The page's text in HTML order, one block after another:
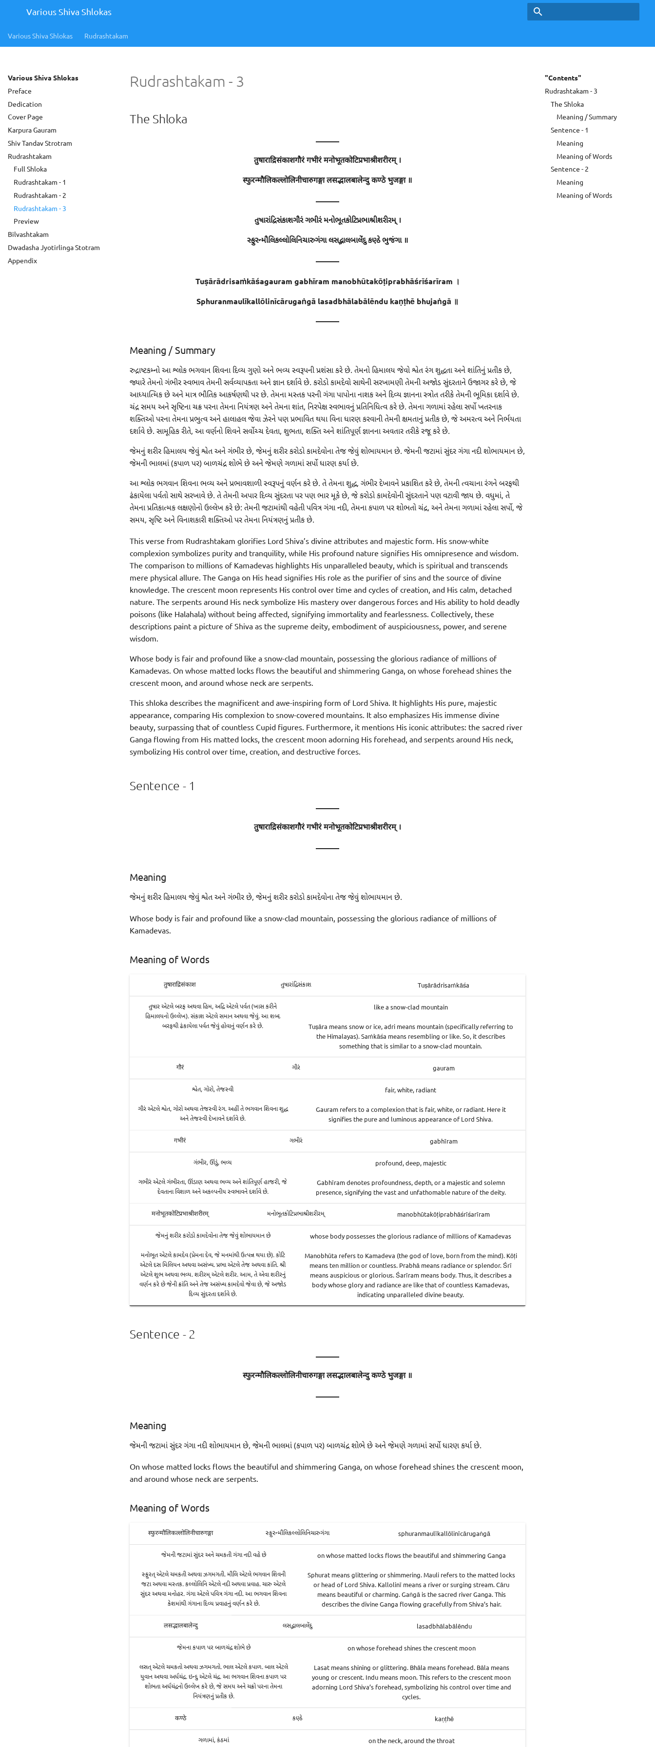
Various Shiva Shlokas
Various Shiva Shlokas Rudrashtakam
Various Shiva Shlokas
Preface
Dedication
Cover Page
Karpura Gauram
Shiv Tandav Strotram
Rudrashtakam
Full Shloka
Rudrashtakam - 1
Rudrashtakam - 2
Rudrashtakam - 3
Preview
Bilvashtakam
Dwadasha Jyotirlinga Stotram
Appendix
"Contents"
Rudrashtakam - 3
The Shloka
Meaning / Summary
Sentence - 1
Meaning
Meaning of Words
Sentence - 2
Meaning
Meaning of Words
Rudrashtakam - 3
The Shloka
———
तुषाराद्रिसंकाशगौरं गभीरं मनोभूतकोटिप्रभाश्रीशरीरम् ।
स्फुरन्मौलिकल्लोलिनीचारुगङ्गा लसद्भालबालेन्दु कण्ठे भुजङ्गा ॥
———
તુષારાંદ્રિસંકાશગૌરં ગભીરં મનોભૂતકોટિપ્રભાશ્રીશરીરમ્ ।
સ્ફુરન્મૌલિકલ્લોલિનિચારુગંગા લસદ્ભાલબાલેંદુ કણ્ઠે ભુજંગા ॥
———
Tuṣārādrisaṁkāśagauram gabhīram manobhūtakōṭiprabhāśrīśarīram ।
Sphuranmaulīkallōlinīcārugaṅgā lasadbhālabālēndu kaṇṭhē bhujaṅgā ॥
———
Meaning / Summary
રુદ્રાષ્ટકમ્નો આ શ્લોક ભગવાન શિવના દિવ્ય ગુણો અને ભવ્ય સ્વરૂપની પ્રશંસા કરે છે. તેમનો હિમાલય જેવો શ્વેત રંગ શુદ્ધતા અને શાંતિનું પ્રતીક છે,
જ્યારે તેમનો ગંભીર સ્વભાવ તેમની સર્વવ્યાપકતા અને જ્ઞાન દર્શાવે છે. કરોડો કામદેવો સાથેની સરખામણી તેમની અજોડ સુંદરતાને ઉજાગર કરે છે, જે
આધ્યાત્મિક છે અને માત્ર ભૌતિક આકર્ષણથી પર છે. તેમના મસ્તક પરની ગંગા પાપોના નાશક અને દિવ્ય જ્ઞાનના સ્ત્રોત તરીકે તેમની ભૂમિકા દર્શાવે છે.
ચંદ્ર સમય અને સૃષ્ટિના ચક્ર પરના તેમના નિયંત્રણ અને તેમના શાંત, નિરપેક્ષ સ્વભાવનું પ્રતિનિધિત્વ કરે છે. તેમના ગળામાં રહેલા સર્પો ખતરનાક
શક્તિઓ પરના તેમના પ્રભુત્વ અને હાલાહલ જેવા ઝેરને પણ પ્રભાવિત થયા વિના ધારણ કરવાની તેમની ક્ષમતાનું પ્રતીક છે, જે અમરત્વ અને નિર્ભયતા
દર્શાવે છે. સામૂહિક રીતે, આ વર્ણનો શિવને સર્વોચ્ચ દેવતા, શુભતા, શક્તિ અને શાંતિપૂર્ણ જ્ઞાનના અવતાર તરીકે રજૂ કરે છે.
જેમનું શરીર હિમાલય જેવું શ્વેત અને ગંભીર છે, જેમનું શરીર કરોડો કામદેવોના તેજ જેવું શોભાયમાન છે. જેમની જટામાં સુંદર ગંગા નદી શોભાયમાન છે,
જેમની ભાલમાં (કપાળ પર) બાળચંદ્ર શોભે છે અને જેમણે ગળામાં સર્પો ધારણ કર્યા છે.
આ શ્લોક ભગવાન શિવના ભવ્ય અને પ્રભાવશાળી સ્વરૂપનું વર્ણન કરે છે. તે તેમના શુદ્ધ, ગંભીર દેખાવને પ્રકાશિત કરે છે, તેમની ત્વચાના રંગને બરફથી
ઢંકાયેલા પર્વતો સાથે સરખાવે છે. તે તેમની અપાર દિવ્ય સુંદરતા પર પણ ભાર મૂકે છે, જે કરોડો કામદેવોની સુંદરતાને પણ વટાવી જાય છે. વધુમાં, તે
તેમના પ્રતિકાત્મક લક્ષણોનો ઉલ્લેખ કરે છે: તેમની જટામાંથી વહેતી પવિત્ર ગંગા નદી, તેમના કપાળ પર શોભતો ચંદ્ર, અને તેમના ગળામાં રહેલા સર્પો, જે
સમય, સૃષ્ટિ અને વિનાશકારી શક્તિઓ પર તેમના નિયંત્રણનું પ્રતીક છે.
This verse from Rudrashtakam glorifies Lord Shiva’s divine attributes and majestic form. His snow-white
complexion symbolizes purity and tranquility, while His profound nature signifies His omnipresence and wisdom.
The comparison to millions of Kamadevas highlights His unparalleled beauty, which is spiritual and transcends
mere physical allure. The Ganga on His head signifies His role as the purifier of sins and the source of divine
knowledge. The crescent moon represents His control over time and cycles of creation, and His calm, detached
nature. The serpents around His neck symbolize His mastery over dangerous forces and His ability to hold deadly
poisons (like Halahala) without being affected, signifying immortality and fearlessness. Collectively, these
descriptions paint a picture of Shiva as the supreme deity, embodiment of auspiciousness, power, and serene
wisdom.
Whose body is fair and profound like a snow-clad mountain, possessing the glorious radiance of millions of
Kamadevas. On whose matted locks flows the beautiful and shimmering Ganga, on whose forehead shines the
crescent moon, and around whose neck are serpents.
This shloka describes the magnificent and awe-inspiring form of Lord Shiva. It highlights His pure, majestic
appearance, comparing His complexion to snow-covered mountains. It also emphasizes His immense divine
beauty, surpassing that of countless Cupid figures. Furthermore, it mentions His iconic attributes: the sacred river
Ganga flowing from His matted locks, the crescent moon adorning His forehead, and serpents around His neck,
symbolizing His control over time, creation, and destructive forces.
Sentence - 1
———
तुषाराद्रिसंकाशगौरं गभीरं मनोभूतकोटिप्रभाश्रीशरीरम् ।
———
Meaning
જેમનું શરીર હિમાલય જેવું શ્વેત અને ગંભીર છે, જેમનું શરીર કરોડો કામદેવોના તેજ જેવું શોભાયમાન છે.
Whose body is fair and profound like a snow-clad mountain, possessing the glorious radiance of millions of
Kamadevas.
Meaning of Words
तुषाराद्रिसंकाश તુષારાંદ્રિસંકાશ Tuṣārādrisaṁkāśa
તુષાર એટલે બરફ અથવા હિમ, અદ્રિ એટલે પર્વત (ખાસ કરીને
હિમાલયનો ઉલ્લેખ). સંકાશ એટલે સમાન અથવા જેવું. આ શબ્દ
બરફથી ઢંકાયેલા પર્વત જેવું હોવાનું વર્ણન કરે છે.
like a snow-clad mountain
Tuṣāra means snow or ice, adri means mountain (specifically referring to
the Himalayas). Saṁkāśa means resembling or like. So, it describes
something that is similar to a snow-clad mountain.
गौरं ગૌરં gauram
શ્વેત, ગોરો, તેજસ્વી
ગૌરં એટલે શ્વેત, ગોરો અથવા તેજસ્વી રંગ. અહીં તે ભગવાન શિવના શુદ્ધ
અને તેજસ્વી દેખાવને દર્શાવે છે.
fair, white, radiant
Gauram refers to a complexion that is fair, white, or radiant. Here it
signifies the pure and luminous appearance of Lord Shiva.
गभीरं ગભીરં gabhīram
ગંભીર, ઊંડું, ભવ્ય
ગભીરં એટલે ગંભીરતા, ઊંડાણ અથવા ભવ્ય અને શાંતિપૂર્ણ હાજરી, જે
દેવતાના વિશાળ અને અકલ્પનીય સ્વભાવને દર્શાવે છે.
profound, deep, majestic
Gabhīram denotes profoundness, depth, or a majestic and solemn
presence, signifying the vast and unfathomable nature of the deity.
मनोभूतकोटिप्रभाश्रीशरीरम् મનોભૂતકોટિપ્રભાશ્રીશરીરમ્ manobhūtakōṭiprabhāśrīśarīram
જેમનું શરીર કરોડો કામદેવોના તેજ જેવું શોભાયમાન છે
મનોભૂત એટલે કામદેવ (પ્રેમના દેવ, જે મનમાંથી ઉત્પન્ન થયા છે). કોટિ
એટલે દસ મિલિયન અથવા અસંખ્ય. પ્રભા એટલે તેજ અથવા કાંતિ. શ્રી
એટલે શુભ અથવા ભવ્ય. શરીરમ્ એટલે શરીર. આમ, તે એવા શરીરનું
વર્ણન કરે છે જેની ક્રાંતિ અને તેજ અસંખ્ય કામદેવો જેવા છે, જે અજોડ
દિવ્ય સુંદરતા દર્શાવે છે.
whose body possesses the glorious radiance of millions of Kamadevas
Manobhūta refers to Kamadeva (the god of love, born from the mind). Kōṭi
means ten million or countless. Prabhā means radiance or splendor. Śrī
means auspicious or glorious. Śarīram means body. Thus, it describes a
body whose glory and radiance are like that of countless Kamadevas,
indicating unparalleled divine beauty.
Sentence - 2
———
स्फुरन्मौलिकल्लोलिनीचारुगङ्गा लसद्भालबालेन्दु कण्ठे भुजङ्गा ॥
———
Meaning
જેમની જટામાં સુંદર ગંગા નદી શોભાયમાન છે, જેમની ભાલમાં (કપાળ પર) બાળચંદ્ર શોભે છે અને જેમણે ગળામાં સર્પો ધારણ કર્યા છે.
On whose matted locks flows the beautiful and shimmering Ganga, on whose forehead shines the crescent moon,
and around whose neck are serpents.
Meaning of Words
स्फुरन्मौलिकल्लोलिनीचारुगङ्गा સ્ફુરન્મૌલિકલ્લોલિનિચારુગંગા sphuranmaulīkallōlinīcārugaṅgā
જેમની જટામાં સુંદર અને ચમકતી ગંગા નદી વહે છે
સ્ફુરત્ એટલે ચમકતી અથવા ઝગમગતી. મૌલિ એટલે ભગવાન શિવની
જટા અથવા મસ્તક. કલ્લોલિનિ એટલે નદી અથવા પ્રવાહ. ચારુ એટલે
સુંદર અથવા મનોહર. ગંગા એટલે પવિત્ર ગંગા નદી. આ ભગવાન શિવના
કેશમાંથી ગંગાના દિવ્ય પ્રવાહનું વર્ણન કરે છે.
on whose matted locks flows the beautiful and shimmering Ganga
Sphurat means glittering or shimmering. Mauli refers to the matted locks
or head of Lord Shiva. Kallolinī means a river or surging stream. Cāru
means beautiful or charming. Gaṅgā is the sacred river Ganga. This
describes the divine Ganga flowing gracefully from Shiva’s hair.
लसद्भालबालेन्दु લસદ્ભાલબાલેંદુ lasadbhālabālēndu
જેમના કપાળ પર બાળચંદ્ર શોભે છે
લસત્ એટલે ચમકતો અથવા ઝગમગતો. ભાલ એટલે કપાળ. બાલ એટલે
યુવાન અથવા અર્ધચંદ્ર. ઇન્દુ એટલે ચંદ્ર. આ ભગવાન શિવના કપાળ પર
શોભતા અર્ધચંદ્રનો ઉલ્લેખ કરે છે, જે સમય અને ચક્રો પરના તેમના
નિયંત્રણનું પ્રતીક છે.
on whose forehead shines the crescent moon
Lasat means shining or glittering. Bhāla means forehead. Bāla means
young or crescent. Indu means moon. This refers to the crescent moon
adorning Lord Shiva’s forehead, symbolizing his control over time and
cycles.
कण्ठे કણ્ઠે kaṇṭhē
ગળામાં, કંઠમાં on the neck, around the throat